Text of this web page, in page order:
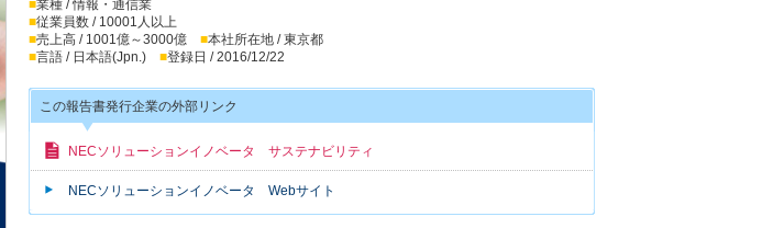
■業種 / 情報・通信業
■従業員数 / 10001人以上
■売上高 / 1001億～3000億 ■本社所在地 / 東京都
■言語 / 日本語(Jpn.) ■登録日 / 2016/12/22
この報告書発行企業の外部リンク
NECソリューションイノベータ サステナビリティ
NECソリューションイノベータ Webサイト